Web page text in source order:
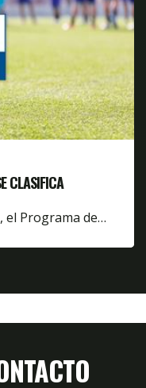
CLASIFICA
el Programa de…